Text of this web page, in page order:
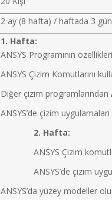
2 ay (8 hafta) / haftada 3
1. Hafta:
ANSYS Programının
ANSYS Çizim Komutlarını
Diğer çizim programlarından
ANSYS’de çizim uygulamaları
2. Hafta:
ANSYS Çizim
ANSYS’de çizim
ANSYS’da yüzey modeller